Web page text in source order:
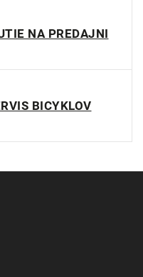
NA PREDAJNI
BICYKLOV